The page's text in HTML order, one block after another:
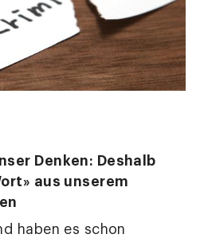
Denken: Deshalb
aus unserem
haben es schon